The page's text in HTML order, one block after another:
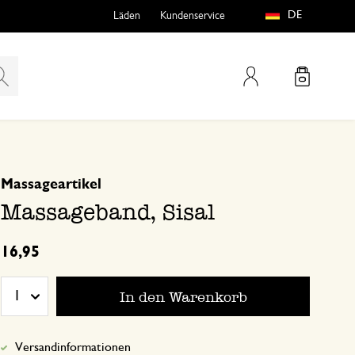
Mein Konto
Läden Kundenservice DE
Massageband, Sisal
Massageartikel
16,95
In den Warenkorb
Versandinformationen